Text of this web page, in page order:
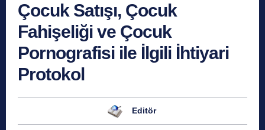
Çocuk Satışı, Çocuk
Fahişeliği ve Çocuk
Pornografisi ile İlgili İhtiyari
Protokol
Editör